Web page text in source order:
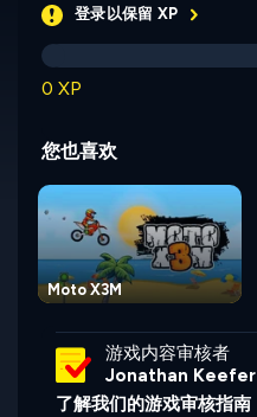
登录以保留 XP
0 XP
您也喜欢
Moto X3M
游戏内容审核者
Jonathan Keefer
了解我们的游戏审核指南